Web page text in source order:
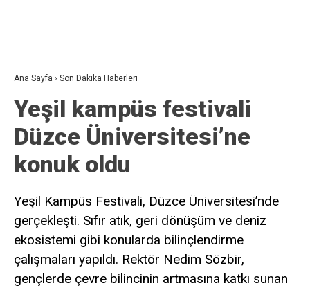
Ana Sayfa › Son Dakika Haberleri
Yeşil kampüs festivali
Düzce Üniversitesi’ne
konuk oldu
Yeşil Kampüs Festivali, Düzce Üniversitesi’nde
gerçekleşti. Sıfır atık, geri dönüşüm ve deniz
ekosistemi gibi konularda bilinçlendirme
çalışmaları yapıldı. Rektör Nedim Sözbir,
gençlerde çevre bilincinin artmasına katkı sunan